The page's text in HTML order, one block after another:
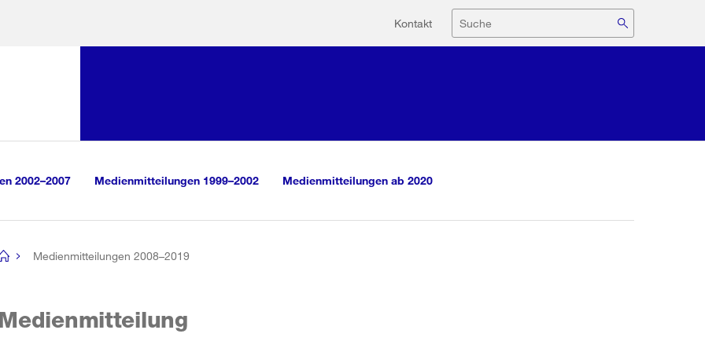
Hilfsnavigation
Kontakt Suche
2002–2007 Medienmitteilungen 1999–2002 Medienmitteilungen ab 2020
Medienmitteilungen 2008–2019